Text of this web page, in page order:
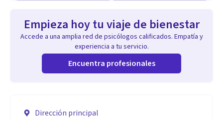
Empieza hoy tu viaje de bienestar
Accede a una amplia red de psicólogos calificados. Empatía y
experiencia a tu servicio.
Encuentra profesionales
Dirección principal